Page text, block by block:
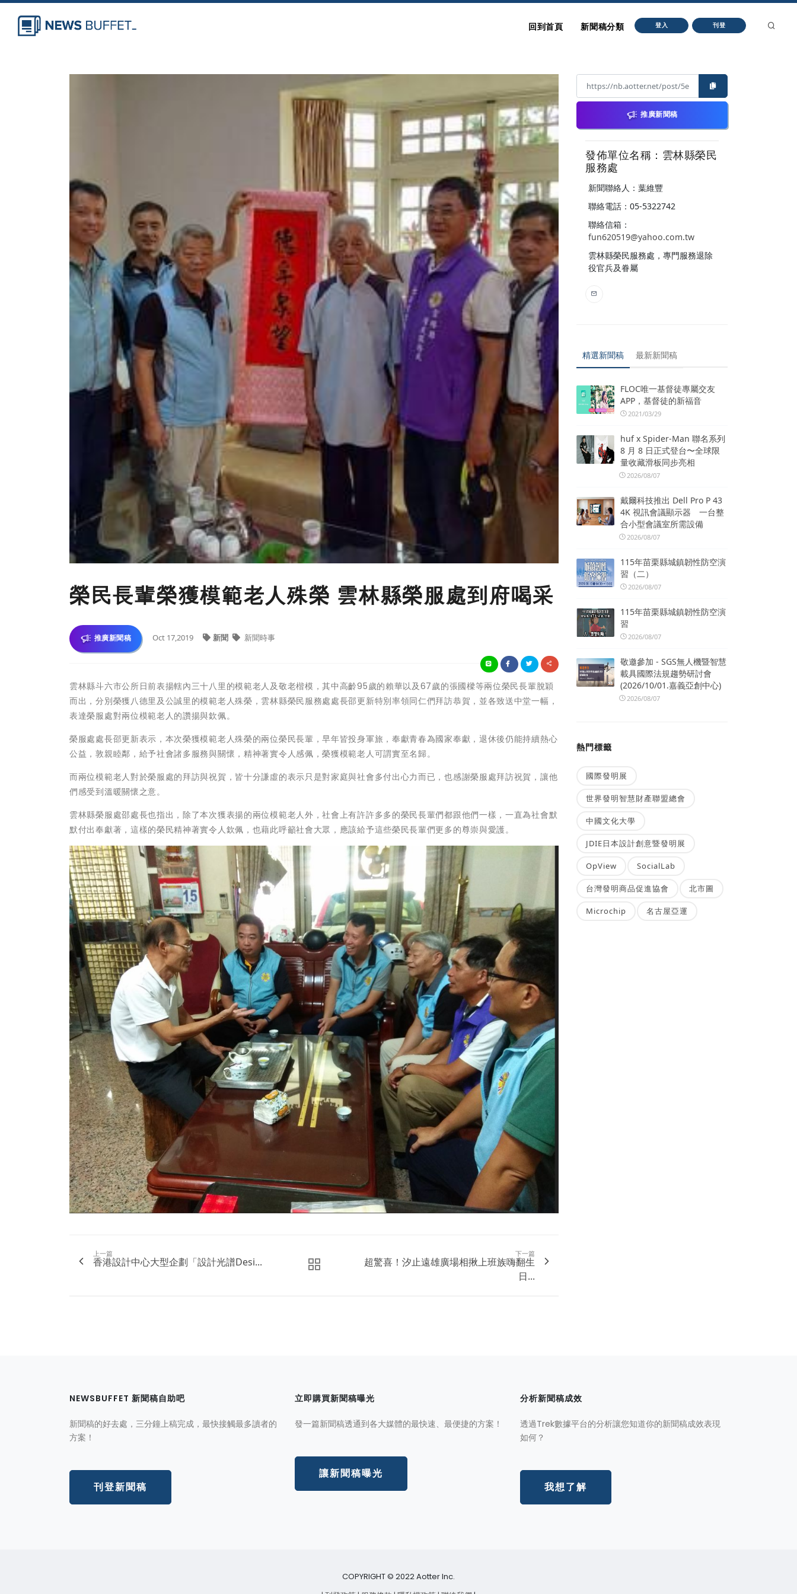
回到首頁 新聞稿分類 登入 刊登
榮民長輩榮獲模範老人殊榮 雲林縣榮服處到府喝采
推廣新聞稿 Oct 17,2019 新聞 新聞時事
雲林縣斗六市公所日前表揚轄內三十八里的模範老人及敬老楷模，其中高齡95歲的賴華以及67歲的張國樑等兩位榮民長輩脫穎
而出，分別榮獲八德里及公誠里的模範老人殊榮，雲林縣榮民服務處處長邵更新特別率領同仁們拜訪恭賀，並各致送中堂一幅，
表達榮服處對兩位模範老人的讚揚與欽佩。
榮服處處長邵更新表示，本次榮獲模範老人殊榮的兩位榮民長輩，早年皆投身軍旅，奉獻青春為國家奉獻，退休後仍能持續熱心
公益，敦親睦鄰，給予社會諸多服務與關懷，精神著實令人感佩，榮獲模範老人可謂實至名歸。
而兩位模範老人對於榮服處的拜訪與祝賀，皆十分謙虛的表示只是對家庭與社會多付出心力而已，也感謝榮服處拜訪祝賀，讓他
們感受到溫暖關懷之意。
雲林縣榮服處邵處長也指出，除了本次獲表揚的兩位模範老人外，社會上有許許多多的榮民長輩們都跟他們一樣，一直為社會默
默付出奉獻著，這樣的榮民精神著實令人欽佩，也藉此呼籲社會大眾，應該給予這些榮民長輩們更多的尊崇與愛護。
上一篇
香港設計中心大型企劃「設計光譜Desi...
下一篇
超驚喜！汐止遠雄廣場相揪上班族嗨翻生
日...
推廣新聞稿
發佈單位名稱：雲林縣榮民
服務處
新聞聯絡人：葉維豐
聯絡電話：05-5322742
聯絡信箱：
fun620519@yahoo.com.tw
雲林縣榮民服務處，專門服務退除
役官兵及眷屬
精選新聞稿 最新新聞稿
FLOC唯一基督徒專屬交友
APP，基督徒的新福音
2021/03/29
huf x Spider-Man 聯名系列
8 月 8 日正式登台〜全球限
量收藏滑板同步亮相
2026/08/07
戴爾科技推出 Dell Pro P 43
4K 視訊會議顯示器 一台整
合小型會議室所需設備
2026/08/07
115年苗栗縣城鎮韌性防空演
習（二）
2026/08/07
115年苗栗縣城鎮韌性防空演
習
2026/08/07
敬邀參加 - SGS無人機暨智慧
載具國際法規趨勢研討會
(2026/10/01.嘉義亞創中心)
2026/08/07
熱門標籤
國際發明展
世界發明智慧財產聯盟總會
中國文化大學
JDIE日本設計創意暨發明展
OpView SocialLab
台灣發明商品促進協會 北市圖
Microchip 名古屋亞運
NEWSBUFFET 新聞稿自助吧
新聞稿的好去處，三分鐘上稿完成，最快接觸最多讀者的
方案！
刊登新聞稿
立即購買新聞稿曝光
發一篇新聞稿透通到各大媒體的最快速、最便捷的方案！
讓新聞稿曝光
分析新聞稿成效
透過Trek數據平台的分析讓您知道你的新聞稿成效表現
如何？
我想了解
COPYRIGHT © 2022 Aotter Inc.